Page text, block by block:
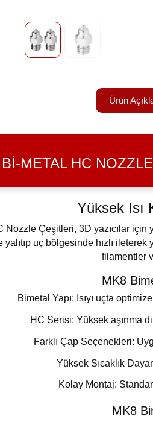
Ürün
METAL HC
Yüksek Isı
Nozzle Çeşitleri, 3D yazıcılar için
uç bölgesinde hızlı ileterek
filamentler
MK8
Bimetal Yapı: Isıyı uçta
HC Serisi: Yüksek aşınma
Farklı Çap Seçenekleri:
Yüksek Sıcaklık
Kolay Montaj:
MK8